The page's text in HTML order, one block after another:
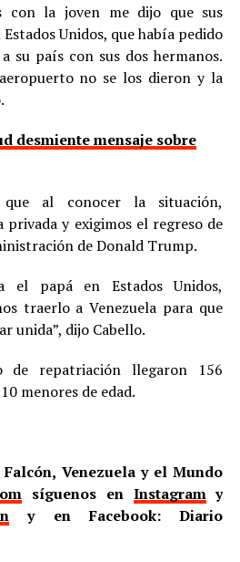
con la joven me dijo que sus
Unidos, que había pedido
su país con sus dos hermanos.
no se los dieron y la
desmiente mensaje sobre
que al conocer la situación,
privada y exigimos el regreso de
de Donald Trump.
el papá en Estados Unidos,
traerlo a Venezuela para que
unida”, dijo Cabello.
de repatriación llegaron 156
menores de edad.
Venezuela y el Mundo
síguenos en Instagramy
y en Facebook: Diario